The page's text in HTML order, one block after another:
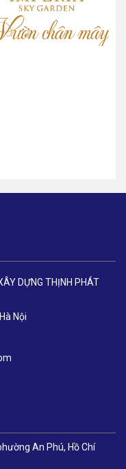
DỰNG THỊNH PHÁT
Nội
An Phú, Hồ Chí